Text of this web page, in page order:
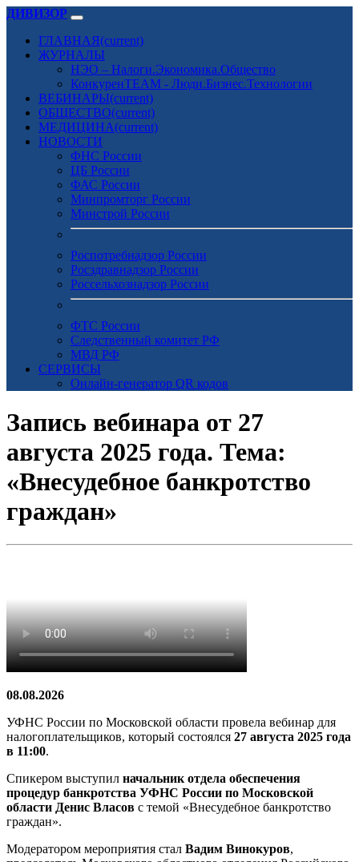
ДИВИЗОР
ГЛАВНАЯ(current)
ЖУРНАЛЫ
НЭО – Налоги.Экономика.Общество
КонкуренTEAM - Люди.Бизнес.Технологии
ВЕБИНАРЫ(current)
ОБЩЕСТВО(current)
МЕДИЦИНА(current)
НОВОСТИ
ФНС России
ЦБ России
ФАС России
Минпромторг России
Минстрой России
Роспотребнадзор России
Росздравнадзор России
Россельхознадзор России
ФТС России
Следственный комитет РФ
МВД РФ
СЕРВИСЫ
Онлайн-генератор QR кодов
Запись вебинара от 27
августа 2025 года. Тема:
«Внесудебное банкротство
граждан»
08.08.2026
УФНС России по Московской области провела вебинар для
налогоплательщиков, который состоялся 27 августа 2025 года
в 11:00.
Спикером выступил начальник отдела обеспечения
процедур банкротства УФНС России по Московской
области Денис Власов с темой «Внесудебное банкротство
граждан».
Модератором мероприятия стал Вадим Винокуров,